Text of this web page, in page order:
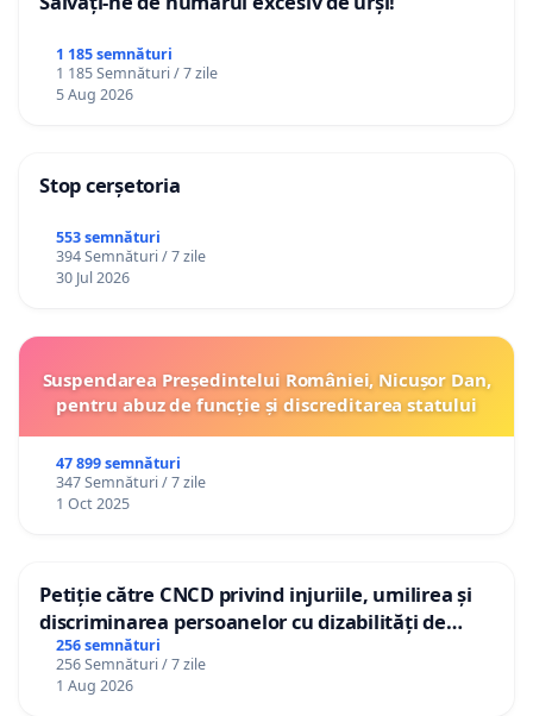
1 185 semnături
1 185 Semnături / 7 zile
5 Aug 2026
Stop cerșetoria
553 semnături
394 Semnături / 7 zile
30 Jul 2026
Suspendarea Președintelui României, Nicușor Dan,
pentru abuz de funcție și discreditarea statului
47 899 semnături
347 Semnături / 7 zile
1 Oct 2025
Petiție către CNCD privind injuriile, umilirea și
discriminarea persoanelor cu dizabilități de
către utilizatorul TikTok „Gorici”
256 semnături
256 Semnături / 7 zile
1 Aug 2026